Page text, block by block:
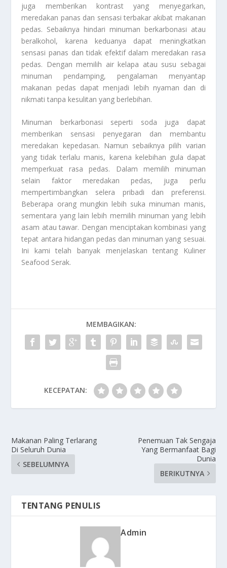
juga memberikan kontrast yang menyegarkan,
meredakan panas dan sensasi terbakar akibat makanan
pedas. Sebaiknya hindari minuman berkarbonasi atau
beralkohol, karena keduanya dapat meningkatkan
sensasi panas dan tidak efektif dalam meredakan rasa
pedas. Dengan memilih air kelapa atau susu sebagai
minuman pendamping, pengalaman menyantap
makanan pedas dapat menjadi lebih nyaman dan di
nikmati tanpa kesulitan yang berlebihan.
Minuman berkarbonasi seperti soda juga dapat
memberikan sensasi penyegaran dan membantu
meredakan kepedasan. Namun sebaiknya pilih varian
yang tidak terlalu manis, karena kelebihan gula dapat
memperkuat rasa pedas. Dalam memilih minuman
selain faktor meredakan pedas, juga perlu
mempertimbangkan selera pribadi dan preferensi.
Beberapa orang mungkin lebih suka minuman manis,
sementara yang lain lebih memilih minuman yang lebih
asam atau tawar. Dengan menciptakan kombinasi yang
tepat antara hidangan pedas dan minuman yang sesuai.
Ini kami telah banyak menjelaskan tentang
Kuliner
Seafood Serak.
MEMBAGIKAN:
KECEPATAN:
Makanan Paling Terlarang
Di Seluruh Dunia
SEBELUMNYA
Penemuan Tak Sengaja
Yang Bermanfaat Bagi
Dunia
BERIKUTNYA
TENTANG PENULIS
Admin